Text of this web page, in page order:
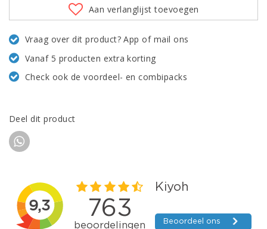
Aan verlanglijst toevoegen
Vraag over dit product? App of mail ons
Vanaf 5 producten extra korting
Check ook de voordeel- en combipacks
Deel dit product